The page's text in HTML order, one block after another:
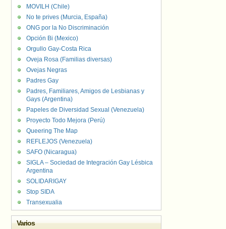
MOVILH (Chile)
No te prives (Murcia, España)
ONG por la No Discriminación
Opción Bi (Mexico)
Orgullo Gay-Costa Rica
Oveja Rosa (Familias diversas)
Ovejas Negras
Padres Gay
Padres, Familiares, Amigos de Lesbianas y
Gays (Argentina)
Papeles de Diversidad Sexual (Venezuela)
Proyecto Todo Mejora (Perú)
Queering The Map
REFLEJOS (Venezuela)
SAFO (Nicaragua)
SIGLA – Sociedad de Integración Gay Lésbica
Argentina
SOLIDARIGAY
Stop SIDA
Transexualia
Varios